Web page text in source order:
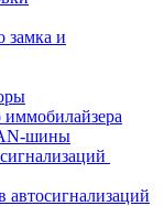
замка и
шины
автосигнализаций